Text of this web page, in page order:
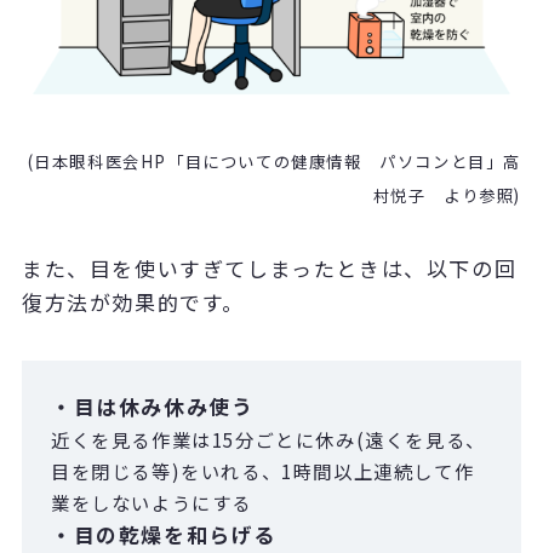
(日本眼科医会HP「目についての健康情報 パソコンと目」高
村悦子 より参照)
また、目を使いすぎてしまったときは、以下の回
復方法が効果的です。
・目は休み休み使う
近くを見る作業は15分ごとに休み(遠くを見る、
目を閉じる等)をいれる、1時間以上連続して作
業をしないようにする
・目の乾燥を和らげる